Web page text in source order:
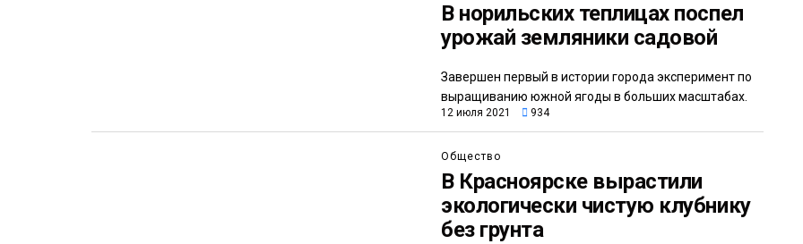
В норильских теплицах поспел
урожай земляники садовой
Завершен первый в истории города эксперимент по
выращиванию южной ягоды в больших масштабах.
12 июля 2021 934
Общество
В Красноярске вырастили
экологически чистую клубнику
без грунта